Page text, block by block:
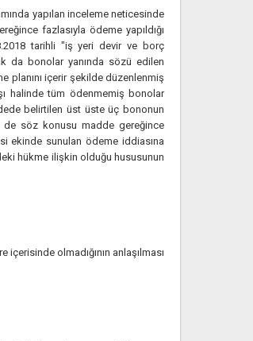
yapılan inceleme neticesinde
fazlasıyla ödeme yapıldığı
tarihli "iş yeri devir ve borç
da bonolar yanında sözü edilen
planını içerir şekilde düzenlenmiş
halinde tüm ödenmemiş bonolar
belirtilen üst üste üç bononun
de söz konusu madde gereğince
ekinde sunulan ödeme iddiasına
hükme ilişkin olduğu hususunun
olmadığının anlaşılması